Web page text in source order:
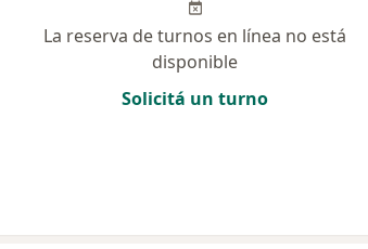
La reserva de turnos en línea no está
disponible
Solicitá un turno